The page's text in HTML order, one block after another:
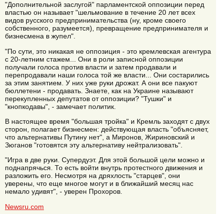
"Дополнительной заслугой" парламентской оппозиции перед
властью он называет "шельмование в течение 20 лет всех
видов русского предпринимательства (ну, кроме своего
собственного, разумеется), превращение предпринимателя и
бизнесмена в жупел".
"По сути, это никакая не оппозиция - это кремлевская агентура
с 20-летним стажем... Они в роли записной оппозиции
получали голоса против власти и затем продавали и
перепродавали наши голоса той же власти... Они состарились
за этим занятием. У них уже руки дрожат. А они все пакуют
бюллетени - продавать. Знаете, как на Украине называют
перекупленных депутатов от оппозиции? "Тушки" и
"кнопкодавы", - замечает политик.
В настоящее время "большая тройка" и Кремль заходят с двух
сторон, полагает бизнесмен: действующая власть "объясняет,
что альтернативы Путину нет", а Миронов, Жириновский и
Зюганов "готовятся эту альтернативу нейтрализовать".
"Игра в две руки. Супердуэт. Для этой большой цели можно и
поднапрячься. То есть войти внутрь протестного движения и
разложить его. Несмотря на дряхлость "старцев", они
уверены, что еще многое могут и в ближайший месяц нас
немало удивят", - уверен Прохоров.
Newsru.com